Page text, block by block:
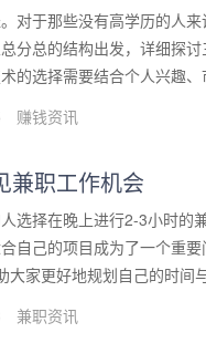
对于那些没有高学历的人
分总的结构出发，详细探
的选择需要结合个人兴趣
赚钱资讯
兼职工作机会
选择在晚上进行2-3小时的
自己的项目成为了一个重
大家更好地规划自己的时间
兼职资讯